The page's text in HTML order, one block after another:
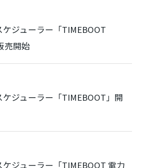
ジューラー「TIMEBOOT
売開始
ジューラー「TIMEBOOT」開
ジューラー「TIMEBOOT 電力